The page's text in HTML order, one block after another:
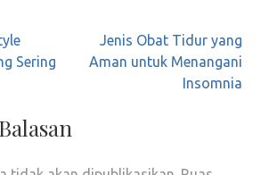
Sering
Jenis Obat Tidur yang
Aman untuk Menangani
Insomnia